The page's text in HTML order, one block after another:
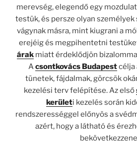
merevség, elegendő egy
testük, és persze olyan személyek
vágynak másra, mint kiugrani a
erejéig és megpihentetni
árakmiatt érdeklődjön
A csontkovács Budapestcélja
tünetek, fájdalmak, görcsök
kezelési terv felépítése. Az első
kerületi kezelés során
rendszerességgel előnyös a
azért, hogy a látható és